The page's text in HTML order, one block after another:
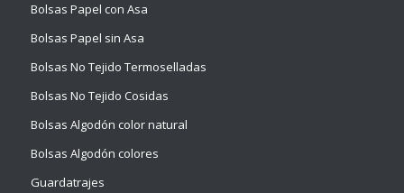
Bolsas Papel con Asa
Bolsas Papel sin Asa
Bolsas No Tejido Termoselladas
Bolsas No Tejido Cosidas
Bolsas Algodón color natural
Bolsas Algodón colores
Guardatrajes